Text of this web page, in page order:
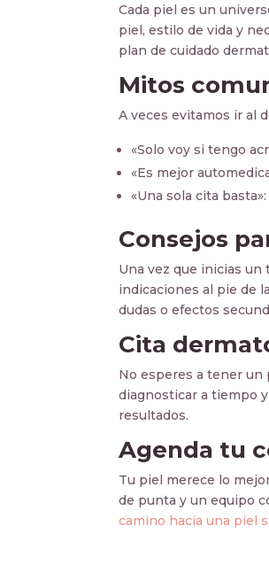
Cada piel es un
piel, estilo de vida y
plan de cuidado
Mitos
A veces evitamos ir al
«Solo voy si tengo
«Es mejor
«Una sola cita
Consejos
Una vez que inicias un
indicaciones al pie de
dudas o efectos
Cita
No esperes a tener un
diagnosticar a tiempo
resultados.
Agenda tu
Tu piel merece lo
de punta y un equipo
camino hacia una piel